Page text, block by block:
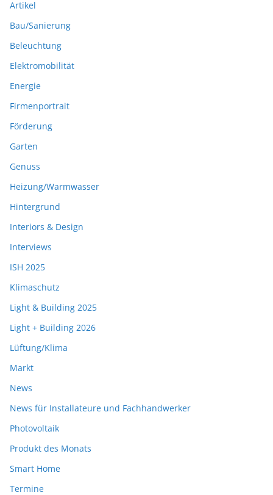
Artikel
Bau/Sanierung
Beleuchtung
Elektromobilität
Energie
Firmenportrait
Förderung
Garten
Genuss
Heizung/Warmwasser
Hintergrund
Interiors & Design
Interviews
ISH 2025
Klimaschutz
Light & Building 2025
Light + Building 2026
Lüftung/Klima
Markt
News
News für Installateure und Fachhandwerker
Photovoltaik
Produkt des Monats
Smart Home
Termine